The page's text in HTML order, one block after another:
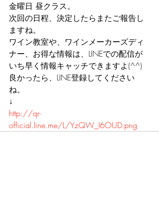
金曜日 昼クラス。
次回の日程、決定したらまたご報告し
ますね。
ワイン教室や、ワインメーカーズディ
ナー、お得な情報は、LINEでの配信が
いち早く情報キャッチできますよ(^^)
良かったら、LINE登録してください
ね。
↓
http://qr-
official.line.me/L/YzQW_I6OUD.png